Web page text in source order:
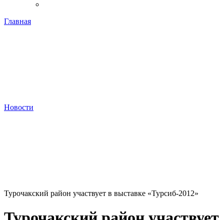
Главная
Новости
Турочакский район участвует в выставке «Турсиб-2012»